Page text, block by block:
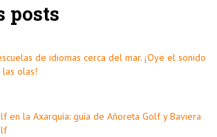
posts
de idiomas cerca del mar. ¡Oye el sonido
las olas!
en la Axarquía: guía de Añoreta Golf y Baviera